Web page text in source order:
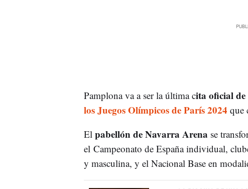
Pamplona va a ser la última cita oficial de
los Juegos Olímpicos de París 2024 que
Elpabellón de Navarra Arena se
el Campeonato de España individual,
y masculina, y el Nacional Base en